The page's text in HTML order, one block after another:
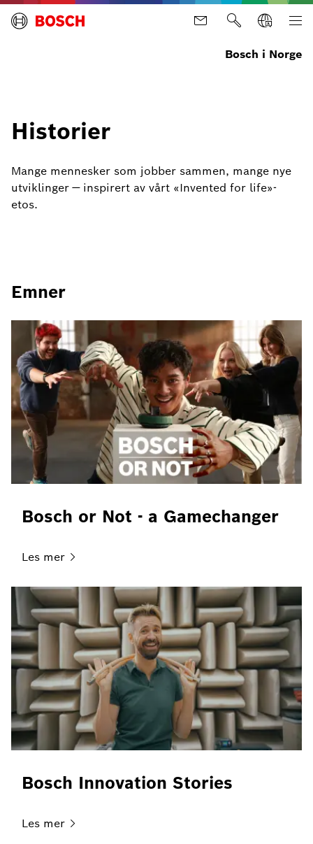
Bosch i Norge
Historier
Mange mennesker som jobber sammen, mange nye
utviklinger — inspirert av vårt «Invented for life»-
etos.
Emner
Bosch or Not - a Gamechanger
Les mer
Bosch Innovation Stories
Les mer